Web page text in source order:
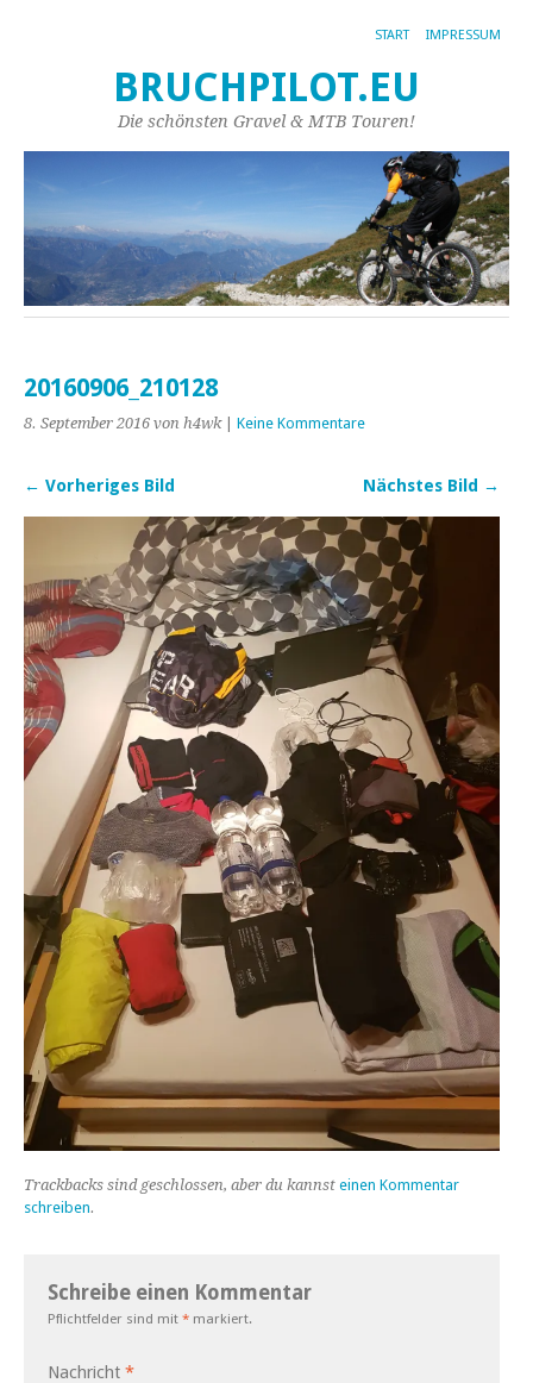
START IMPRESSUM
BRUCHPILOT.EU
Die schönsten Gravel & MTB Touren!
20160906_210128
8. September 2016 von h4wk| Keine Kommentare
← Vorheriges Bild Nächstes Bild →
Trackbacks sind geschlossen, aber du kannst einen Kommentar
schreiben.
Schreibe einen Kommentar
Pflichtfelder sind mit * markiert.
Nachricht *